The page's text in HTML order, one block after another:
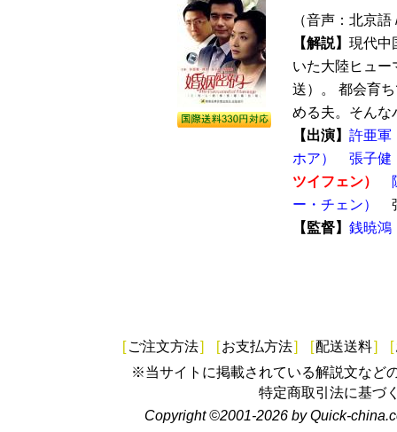
（音声：北京
【解説】 現代中
いた大陸ヒュー
送）。 都会育
める夫。そんな
【出演】 許亜軍
ホア）
張子健
ツイフェン）
ー・チェン）
【監督】 銭暁鴻
[ ご注文方法] [お支払方法] [配送送料] [
※当サイトに掲載されている解説文など
特定商取引法に基づ
Copyright ©2001-2026 by Quick-